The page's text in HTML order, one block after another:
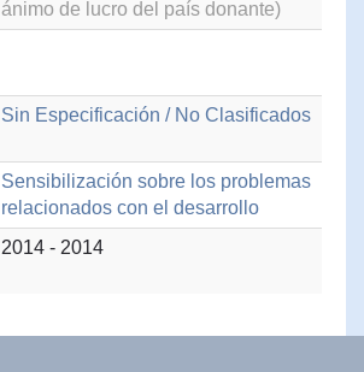
ánimo de lucro del país donante)
Sin Especificación / No Clasificados
Sensibilización sobre los problemas
relacionados con el desarrollo
2014 - 2014